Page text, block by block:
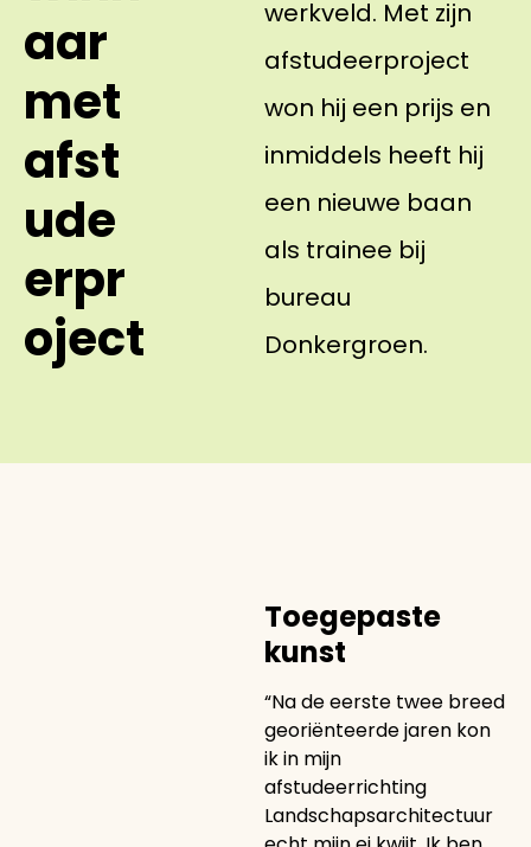
aar
met
afst
ude
erpr
oject
werkveld. Met zijn
afstudeerproject
won hij een prijs en
inmiddels heeft hij
een nieuwe baan
als trainee bij
bureau
Donkergroen.
Toegepaste
kunst
“Na de eerste twee breed
georiënteerde jaren kon
ik in mijn
afstudeerrichting
Landschapsarchitectuur